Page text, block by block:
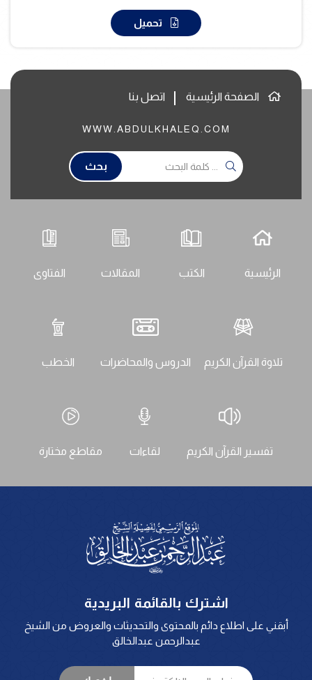
تحميل
الصفحة الرئيسية اتصل بنا
WWW.ABDULKHALEQ.COM
بحث
الرئيسية الكتب المقالات الفتاوى
تلاوة القرآن الكريم الدروس والمحاضرات الخطب
تفسير القرآن الكريم لقاءات مقاطع مختارة
اشترك بالقائمة البريدية
أبقني على اطلاع دائم بالمحتوى والتحديثات والعروض من الشيخ
عبدالرحمن عبدالخالق